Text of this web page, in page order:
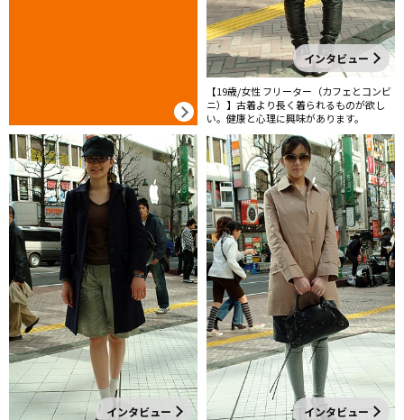
インタビュー
【19歳/女性 フリーター（カフェとコンビ
ニ）】古着より長く着られるものが欲し
い。健康と心理に興味があります。
インタビュー インタビュー